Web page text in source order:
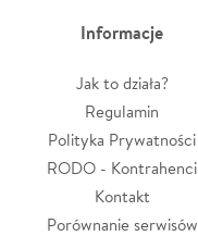
Informacje
Jak to działa?
Regulamin
Polityka Prywatności
RODO - Kontrahenci
Kontakt
Porównanie serwisów